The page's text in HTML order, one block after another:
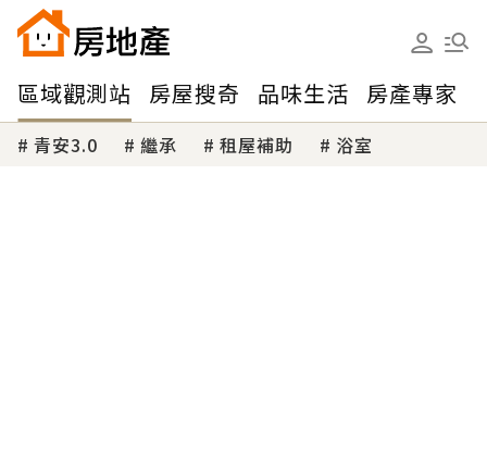
區域觀測站 房屋搜奇 品味生活 房產專家
青安3.0 繼承 租屋補助 浴室